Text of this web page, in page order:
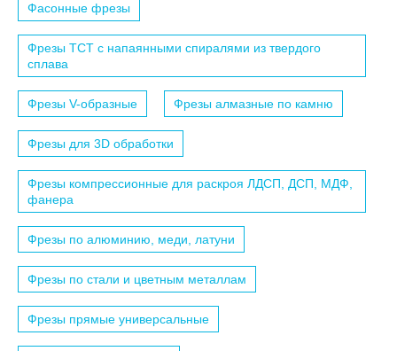
Фасонные фрезы
Фрезы TCT с напаянными спиралями из твердого
сплава
Фрезы V-образные Фрезы алмазные по камню
Фрезы для 3D обработки
Фрезы компрессионные для раскроя ЛДСП, ДСП, МДФ,
фанера
Фрезы по алюминию, меди, латуни
Фрезы по стали и цветным металлам
Фрезы прямые универсальные